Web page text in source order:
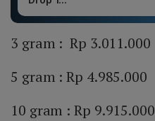
3 gram : Rp 3.011.000
5 gram : Rp 4.985.000
10 gram : Rp 9.915.000